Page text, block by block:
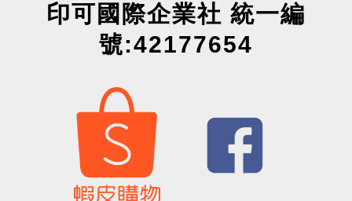
印可國際企業社 統一編
號:42177654